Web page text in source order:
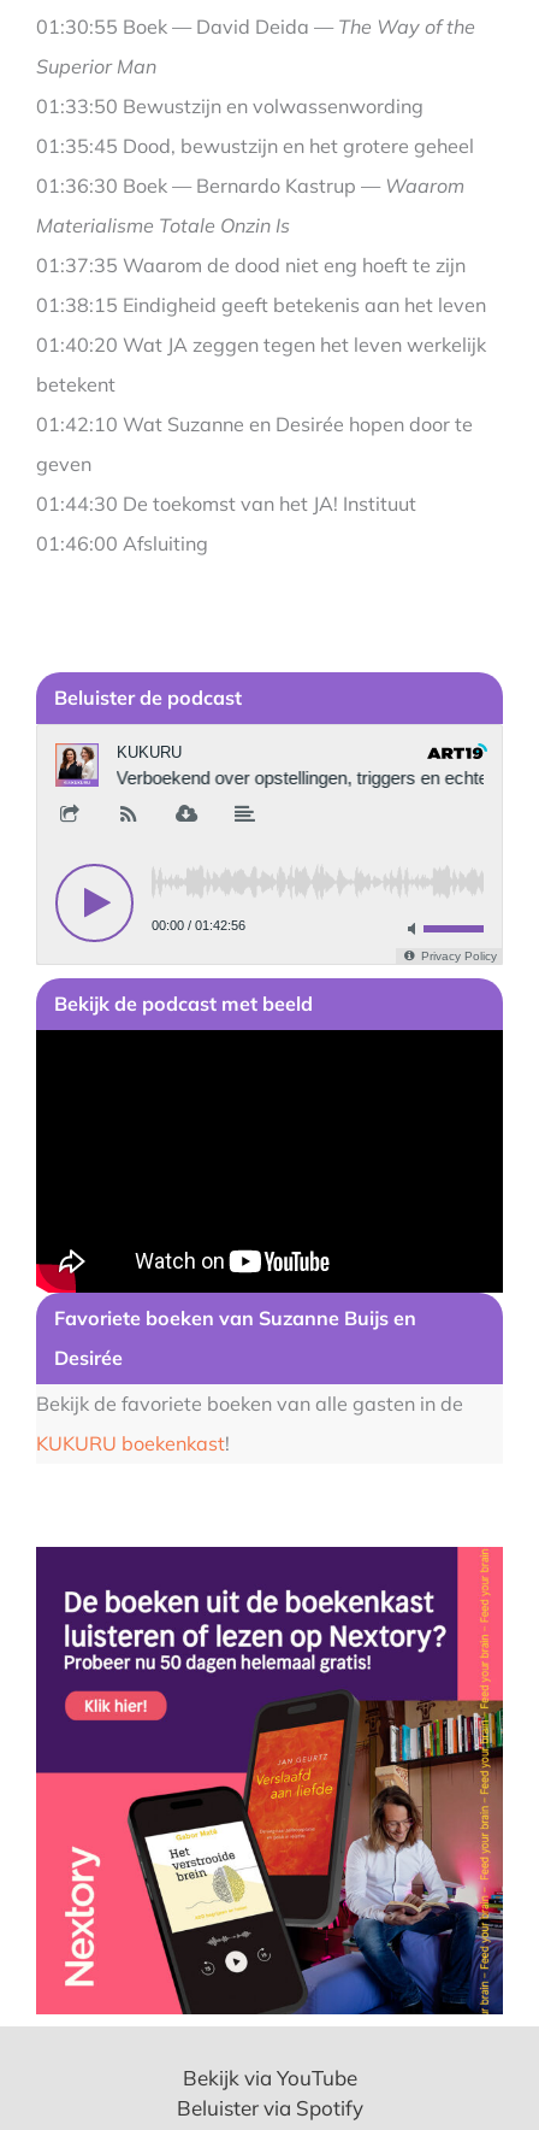
01:30:55 Boek — David Deida — The Way of the
Superior Man
01:33:50 Bewustzijn en volwassenwording
01:35:45 Dood, bewustzijn en het grotere geheel
01:36:30 Boek — Bernardo Kastrup — Waarom
Materialisme Totale Onzin Is
01:37:35 Waarom de dood niet eng hoeft te zijn
01:38:15 Eindigheid geeft betekenis aan het leven
01:40:20 Wat JA zeggen tegen het leven werkelijk
betekent
01:42:10 Wat Suzanne en Desirée hopen door te
geven
01:44:30 De toekomst van het JA! Instituut
01:46:00 Afsluiting
Beluister de podcast
Bekijk de podcast met beeld
Favoriete boeken van Suzanne Buijs en
Desirée
Bekijk de favoriete boeken van alle gasten in de
KUKURU boekenkast!
Bekijk via YouTube
Beluister via Spotify